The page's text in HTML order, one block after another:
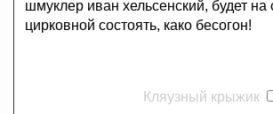
шмуклер иван хельсенский, будет на
цирковной состоять, како бесогон!
Кляузный крыжик